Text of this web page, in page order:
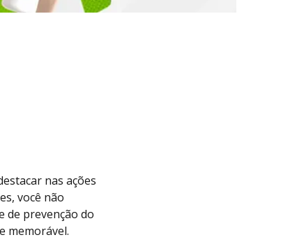
nas ações
você não
de prevenção do
memorável.